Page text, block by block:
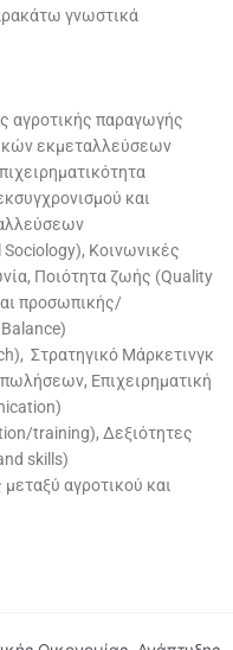
γνωστικά
αγροτικής παραγωγής
εκμεταλλεύσεων
και
Κοινωνικές
Ποιότητα ζωής (Quality
προσωπικής/
Στρατηγικό Μάρκετινγκ
Επιχειρηματική
training), Δεξιότητες
skills)
αγροτικού και